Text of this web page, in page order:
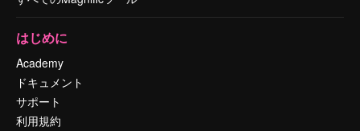
はじめに
Academy
ドキュメント
サポート
利用規約